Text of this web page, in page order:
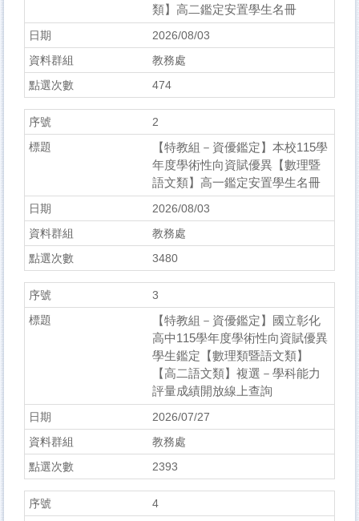
類】高二鑑定安置學生名冊
2026/08/03
教務處
474
2
【特教組－資優鑑定】本校115學
年度學術性向資賦優異【數理暨
語文類】高一鑑定安置學生名冊
2026/08/03
教務處
3480
3
【特教組－資優鑑定】國立彰化
高中115學年度學術性向資賦優異
學生鑑定【數理類暨語文類】
【高二語文類】複選－學科能力
評量成績開放線上查詢
2026/07/27
教務處
2393
4